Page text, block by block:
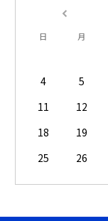
日 月
4
5
11
12
18
19
25
26